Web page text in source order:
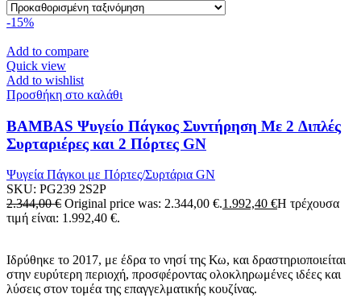
-15%
Add to compare
Quick view
Add to wishlist
Προσθήκη στο καλάθι
BAMBAS Ψυγείο Πάγκος Συντήρηση Με 2 Διπλές
Συρταριέρες και 2 Πόρτες GN
Ψυγεία Πάγκοι με Πόρτες/Συρτάρια GN
SKU: PG239 2S2P
2.344,00€ Original price was: 2.344,00 €.1.992,40 €Η τρέχουσα
τιμή είναι: 1.992,40 €.
Ιδρύθηκε το 2017, με έδρα το νησί της Κω, και δραστηριοποιείται
στην ευρύτερη περιοχή, προσφέροντας ολοκληρωμένες ιδέες και
λύσεις στον τομέα της επαγγελματικής κουζίνας.